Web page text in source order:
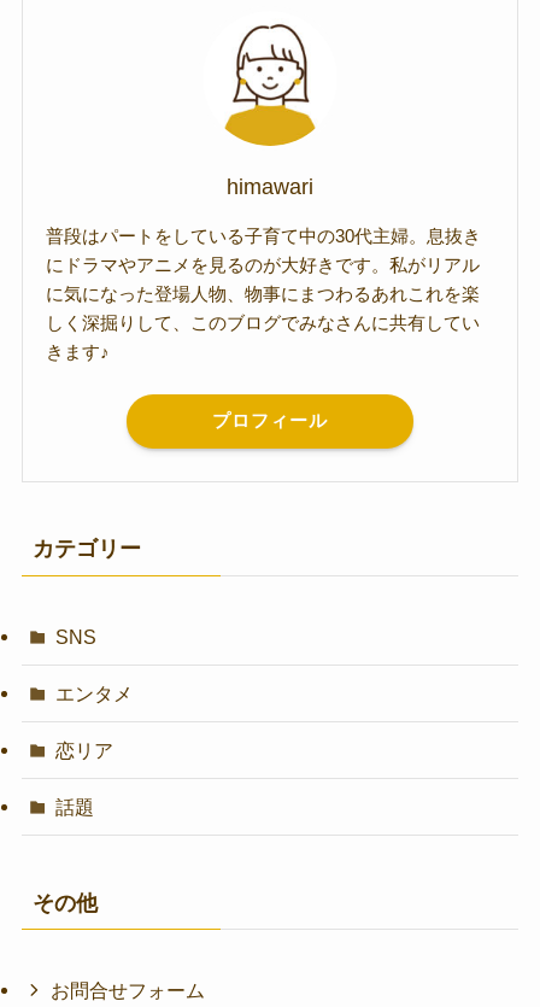
himawari
普段はパートをしている子育て中の30代主婦。息抜き
にドラマやアニメを見るのが大好きです。私がリアル
に気になった登場人物、物事にまつわるあれこれを楽
しく深掘りして、このブログでみなさんに共有してい
きます♪
プロフィール
カテゴリー
SNS
エンタメ
恋リア
話題
その他
お問合せフォーム